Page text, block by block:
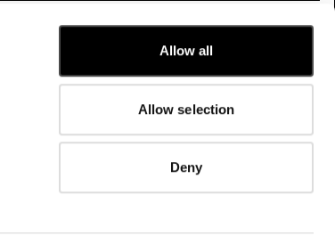
Allow all
Allow selection
Deny
BESTELLUNGEN UND RÜCKSENDUNGEN
FIX & REPARATUR
FAQ